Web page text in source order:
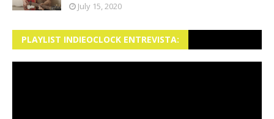
July 15, 2020
PLAYLIST INDIEOCLOCK ENTREVISTA: